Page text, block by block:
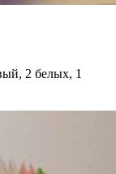
2 белых, 1